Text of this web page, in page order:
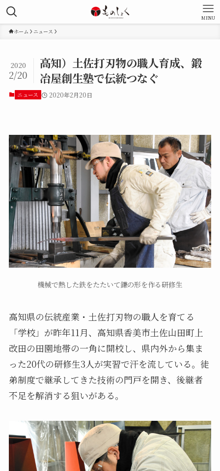
MENU
ホーム ニュース
高知）土佐打刃物の職人育成、鍛
冶屋創生塾で伝統つなぐ
2020
2/20
ニュース 2020年2月20日
機械で熱した鉄をたたいて鎌の形を作る研修生
高知県の伝統産業・土佐打刃物の職人を育てる
「学校」が昨年11月、高知県香美市土佐山田町上
改田の田園地帯の一角に開校し、県内外から集ま
った20代の研修生3人が実習で汗を流している。徒
弟制度で継承してきた技術の門戸を開き、後継者
不足を解消する狙いがある。